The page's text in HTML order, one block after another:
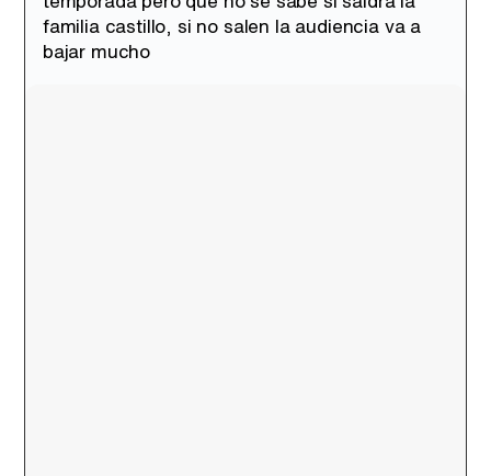
familia castillo, si no salen la audiencia va a
bajar mucho